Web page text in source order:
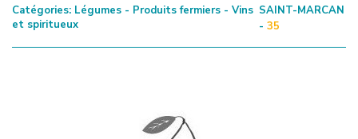
Catégories: Légumes - Produits fermiers - Vins
et spiritueux
SAINT-MARCAN
- 35